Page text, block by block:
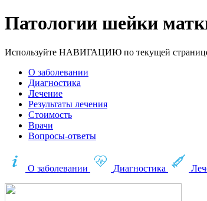
Патологии шейки
Используйте НАВИГАЦИЮ по текущей
О заболевании
Диагностика
Лечение
Результаты лечения
Стоимость
Врачи
Вопросы-ответы
О заболевании Диагностика